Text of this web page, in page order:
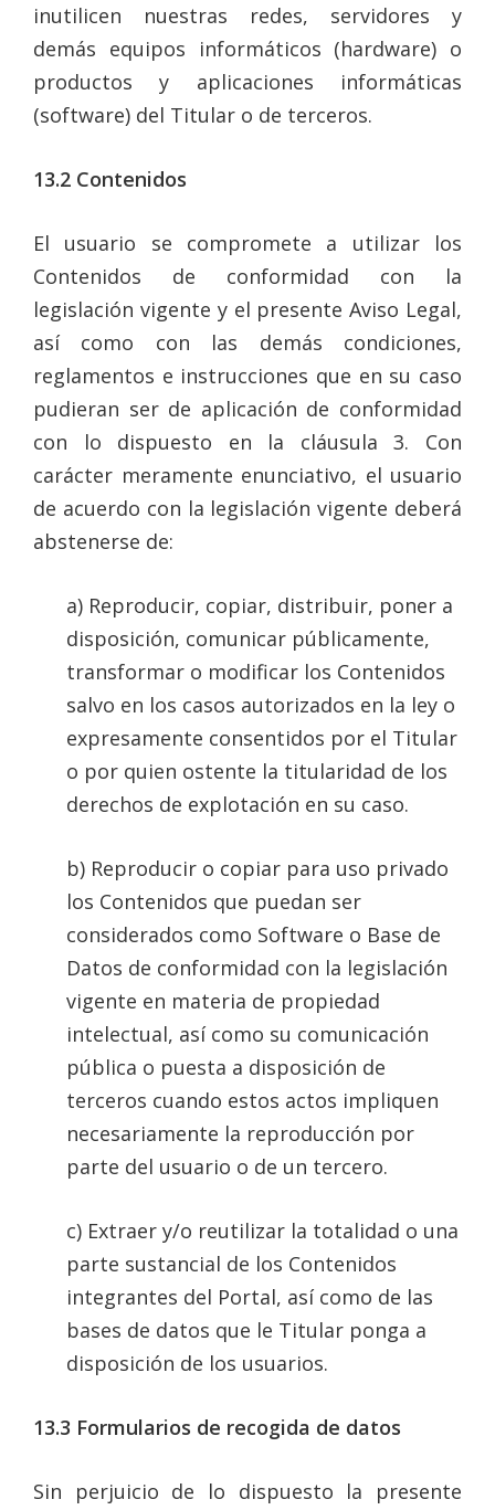
inutilicen nuestras redes, servidores y
demás equipos informáticos (hardware) o
productos y aplicaciones informáticas
(software) del Titular o de terceros.
13.2 Contenidos
El usuario se compromete a utilizar los
Contenidos de conformidad con la
legislación vigente y el presente Aviso Legal,
así como con las demás condiciones,
reglamentos e instrucciones que en su caso
pudieran ser de aplicación de conformidad
con lo dispuesto en la cláusula 3. Con
carácter meramente enunciativo, el usuario
de acuerdo con la legislación vigente deberá
abstenerse de:
a) Reproducir, copiar, distribuir, poner a
disposición, comunicar públicamente,
transformar o modificar los Contenidos
salvo en los casos autorizados en la ley o
expresamente consentidos por el Titular
o por quien ostente la titularidad de los
derechos de explotación en su caso.
b) Reproducir o copiar para uso privado
los Contenidos que puedan ser
considerados como Software o Base de
Datos de conformidad con la legislación
vigente en materia de propiedad
intelectual, así como su comunicación
pública o puesta a disposición de
terceros cuando estos actos impliquen
necesariamente la reproducción por
parte del usuario o de un tercero.
c) Extraer y/o reutilizar la totalidad o una
parte sustancial de los Contenidos
integrantes del Portal, así como de las
bases de datos que le Titular ponga a
disposición de los usuarios.
13.3 Formularios de recogida de datos
Sin perjuicio de lo dispuesto la presente